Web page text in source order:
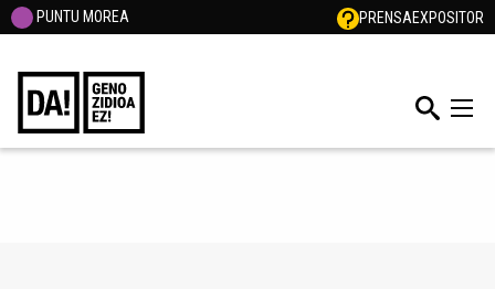
PUNTU MOREA PRENSAEXPOSITOR